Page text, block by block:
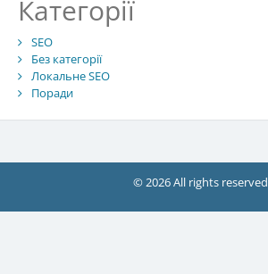
Категорії
SEO
Без категорії
Локальне SEO
Поради
© 2026 All rights reserved